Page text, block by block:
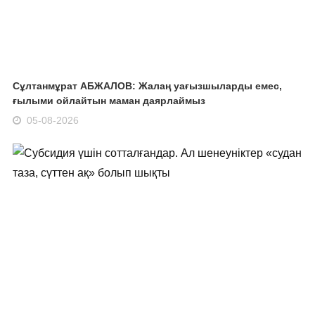
Сұлтанмұрат АБЖАЛОВ: Жалаң уағызшыларды емес,
ғылыми ойлайтын маман даярлаймыз
05-08-2026